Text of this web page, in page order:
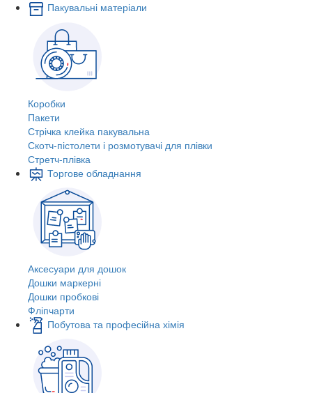
Пакувальні матеріали
Коробки
Пакети
Стрічка клейка пакувальна
Скотч-пістолети і розмотувачі для плівки
Стретч-плівка
Торгове обладнання
Аксесуари для дошок
Дошки маркерні
Дошки пробкові
Фліпчарти
Побутова та професійна хімія